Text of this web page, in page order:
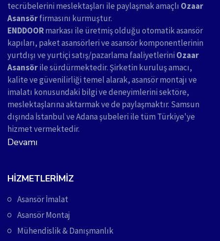
tecrübelerini meslektaşları ile paylaşmak amaçlı Ozaar
Asansörfirmasını kurmuştur.
ENDDOORmarkası ile üretmiş olduğu otomatik asansör
kapıları, paket asansörleri ve asansör komponentlerinin
yurtdışı ve yurtiçi satış/pazarlama faaliyetlerini Ozaar
Asansörile sürdürmektedir. Şirketin kuruluş amacı,
kalite ve güvenilirliği temel alarak, asansör montajı ve
imalatı konusundaki bilgi ve deneyimlerini sektöre,
meslektaşlarına aktarmak ve de paylaşmaktır. Samsun
dışında İstanbul ve Adana şubeleri ile tüm Türkiye'ye
hizmet vermektedir.
Devamı
HIZMETLERIMIZ
Asansör İmalat
Asansör Montaj
Mühendislik & Danışmanlık